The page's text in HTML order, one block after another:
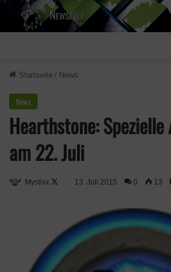
Startseite / News
News
Hearthstone:
am 22. Juli
Mystixx
o
13. Juli 2015 0 13